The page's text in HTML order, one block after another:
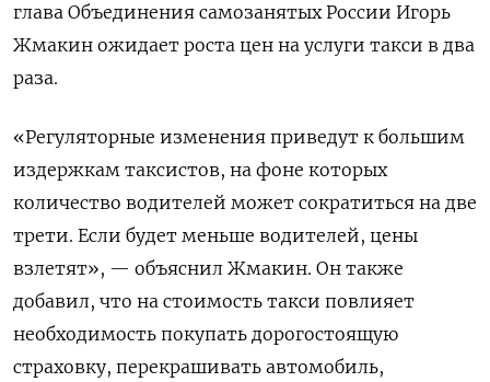
глава Объединения самозанятых России Игорь
Жмакин ожидает роста цен на услуги такси в два
раза.
«Регуляторные изменения приведут к большим
издержкам таксистов, на фоне которых
количество водителей может сократиться на две
трети. Если будет меньше водителей, цены
взлетят», — объяснил Жмакин. Он также
добавил, что на стоимость такси повлияет
необходимость покупать дорогостоящую
страховку, перекрашивать автомобиль,